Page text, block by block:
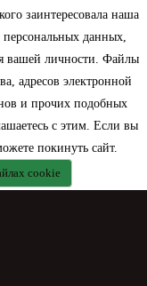
заинтересовала наша
данных,
вашей личности. Файлы
адресов электронной
и прочих подобных
с этим. Если вы
покинуть сайт.
cookie